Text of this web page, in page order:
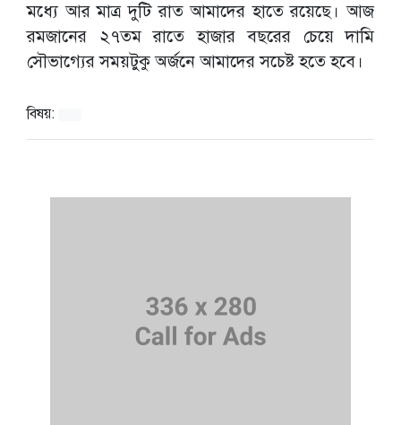
মধ্যে আর মাত্র দুটি রাত আমাদের হাতে রয়েছে। আজ
রমজানের ২৭তম রাতে হাজার বছরের চেয়ে দামি
সৌভাগ্যের সময়টুকু অর্জনে আমাদের সচেষ্ট হতে হবে।
বিষয়: